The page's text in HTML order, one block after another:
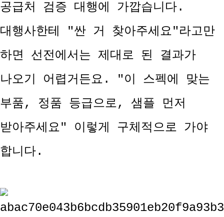
공급처 검증 대행에 가깝습니다.
대행사한테 "싼 거 찾아주세요"라고만
하면 선전에서는 제대로 된 결과가
나오기 어렵거든요. "이 스펙에 맞는
부품, 정품 등급으로, 샘플 먼저
받아주세요" 이렇게 구체적으로 가야
합니다.